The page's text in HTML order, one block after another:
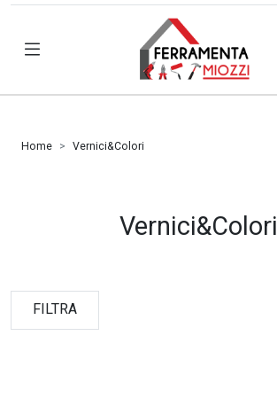
Home Vernici&Colori
Vernici&Colori
FILTRA